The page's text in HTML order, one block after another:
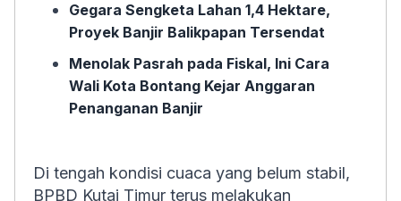
Gegara Sengketa Lahan 1,4 Hektare,
Proyek Banjir Balikpapan Tersendat
Menolak Pasrah pada Fiskal, Ini Cara
Wali Kota Bontang Kejar Anggaran
Penanganan Banjir
Di tengah kondisi cuaca yang belum stabil,
BPBD Kutai Timur terus melakukan